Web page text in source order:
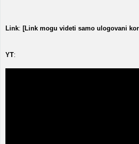
Link: [Link mogu videti samo ulogovani
YT: